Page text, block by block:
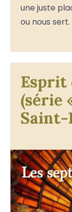
une juste
ou nous sert.
Esprit
(série
Saint-